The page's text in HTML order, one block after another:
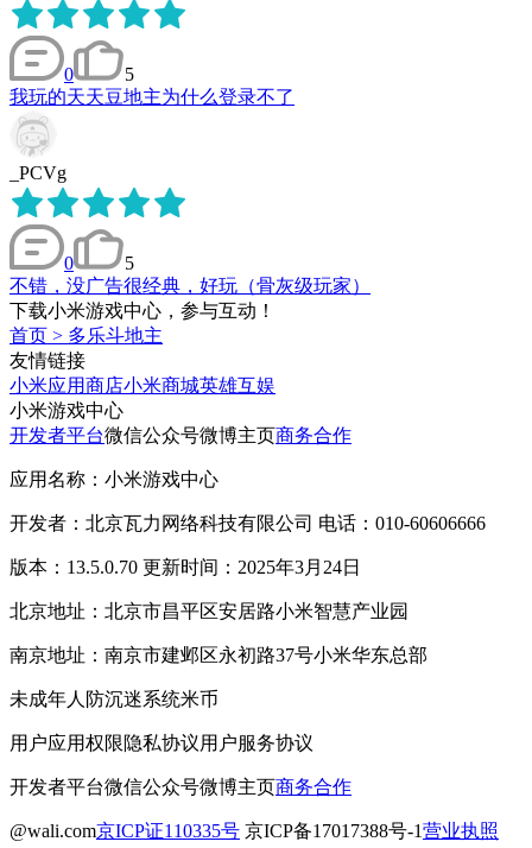
0
5
我玩的天天豆地主为什么登录不了
_PCVg
0
5
不错，没广告很经典，好玩（骨灰级玩家）
下载小米游戏中心，参与互动！
首页 > 多乐斗地主
友情链接
小米应用商店小米商城英雄互娱
小米游戏中心
开发者平台微信公众号微博主页商务合作
应用名称：小米游戏中心
开发者：北京瓦力网络科技有限公司 电话：010-60606666
版本：13.5.0.70 更新时间：2025年3月24日
北京地址：北京市昌平区安居路小米智慧产业园
南京地址：南京市建邺区永初路37号小米华东总部
未成年人防沉迷系统米币
用户应用权限隐私协议用户服务协议
开发者平台微信公众号微博主页商务合作
@wali.com京ICP证110335号 京ICP备17017388号-1营业执照